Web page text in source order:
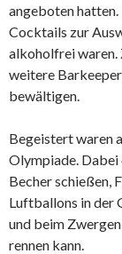
angeboten
Cocktails zur
alkoholfrei waren.
weitere
bewältigen.
Begeistert waren
Olympiade.
Becher schießen,
Luftballons in der
und beim
rennen kann.